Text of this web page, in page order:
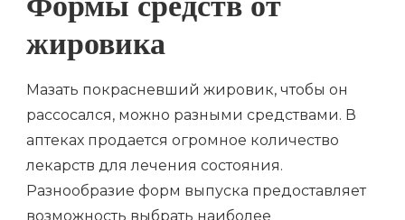
Формы средств от
жировика
Мазать покрасневший жировик, чтобы он
рассосался, можно разными средствами. В
аптеках продается огромное количество
лекарств для лечения состояния.
Разнообразие форм выпуска предоставляет
возможность выбрать наиболее